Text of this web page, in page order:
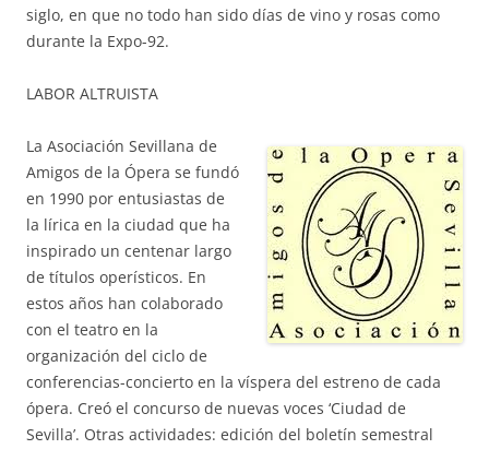
siglo, en que no todo han sido días de vino y rosas como
durante la Expo-92.
LABOR ALTRUISTA
La Asociación Sevillana de
Amigos de la Ópera se fundó
en 1990 por entusiastas de
la lírica en la ciudad que ha
inspirado un centenar largo
de títulos operísticos. En
estos años han colaborado
con el teatro en la
organización del ciclo de
conferencias-concierto en la víspera del estreno de cada
ópera. Creó el concurso de nuevas voces ‘Ciudad de
Sevilla’. Otras actividades: edición del boletín semestral